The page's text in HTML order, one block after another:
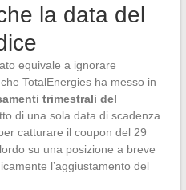
la data del
equivale a ignorare
TotalEnergies ha messo in
trimestrali del
di una sola data di scadenza.
catturare il coupon del 29
su una posizione a breve
l’aggiustamento del